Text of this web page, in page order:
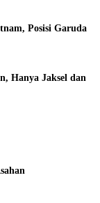
Posisi Garuda
Hanya Jaksel dan